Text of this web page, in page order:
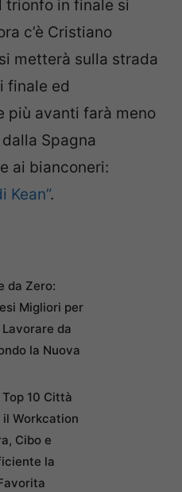
trionfo in finale si
c’è Cristiano
metterà sulla strada
finale ed
più avanti farà meno
Spagna
ai bianconeri:
Kean”.
da Zero:
Migliori per
da
la Nuova
10 Città
Workcation
Cibo e
la